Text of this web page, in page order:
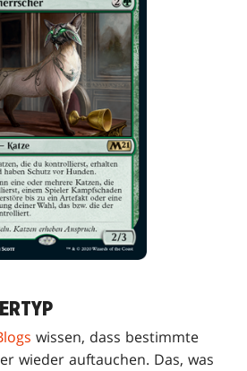
wissen, dass bestimmte
wieder auftauchen. Das, was